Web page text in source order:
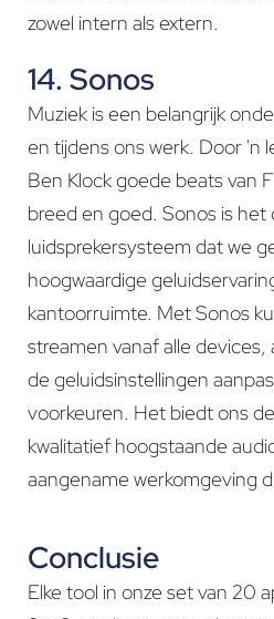
zowel intern als extern.
14. Sonos
Muziek is een belangrijk
en tijdens ons werk. Door 'n
Ben Klock goede beats van
breed en goed. Sonos is het
luidsprekersysteem dat we
hoogwaardige
kantoorruimte. Met Sonos
streamen vanaf alle
de geluidsinstellingen
voorkeuren. Het biedt ons
kwalitatief hoogstaande
aangename werkomgeving
Conclusie
Elke tool in onze set van 20